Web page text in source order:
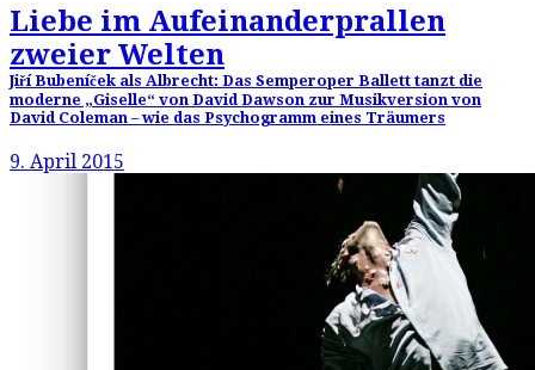
Liebe im Aufeinanderprallen
zweier Welten
Jiří Bubeníček als Albrecht: Das Semperoper Ballett tanzt die
moderne „Giselle“ von David Dawson zur Musikversion von
David Coleman – wie das Psychogramm eines Träumers
9. April 2015